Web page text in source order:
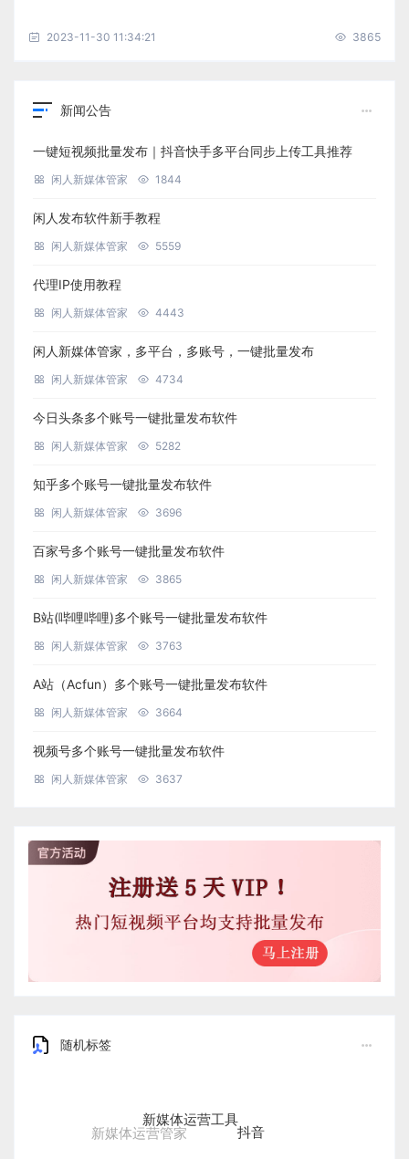
2023-11-30 11:34:21 3865
新闻公告
一键短视频批量发布｜抖音快手多平台同步上传工具推荐
闲人新媒体管家 1844
闲人发布软件新手教程
闲人新媒体管家 5559
代理IP使用教程
闲人新媒体管家 4443
闲人新媒体管家，多平台，多账号，一键批量发布
闲人新媒体管家 4734
今日头条多个账号一键批量发布软件
闲人新媒体管家 5282
知乎多个账号一键批量发布软件
闲人新媒体管家 3696
百家号多个账号一键批量发布软件
闲人新媒体管家 3865
B站(哔哩哔哩)多个账号一键批量发布软件
闲人新媒体管家 3763
A站（Acfun）多个账号一键批量发布软件
闲人新媒体管家 3664
视频号多个账号一键批量发布软件
闲人新媒体管家 3637
随机标签
新媒体运营管家
新媒体运营工具
抖音